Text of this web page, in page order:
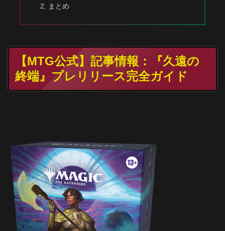
まとめ
【MTG公式】記事情報：『久遠の
終端』プレリリース完全ガイド